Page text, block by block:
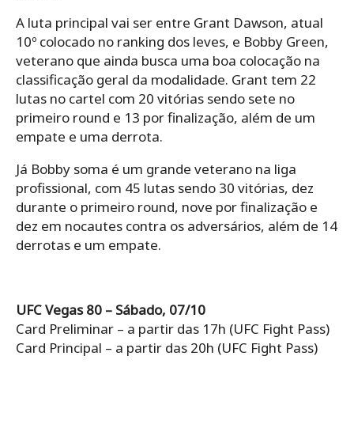
A luta principal vai ser entre Grant Dawson, atual
10º colocado no ranking dos leves, e Bobby Green,
veterano que ainda busca uma boa colocação na
classificação geral da modalidade. Grant tem 22
lutas no cartel com 20 vitórias sendo sete no
primeiro round e 13 por finalização, além de um
empate e uma derrota.
Já Bobby soma é um grande veterano na liga
profissional, com 45 lutas sendo 30 vitórias, dez
durante o primeiro round, nove por finalização e
dez em nocautes contra os adversários, além de 14
derrotas e um empate.
UFC Vegas 80 – Sábado, 07/10
Card Preliminar – a partir das 17h (UFC Fight Pass)
Card Principal – a partir das 20h (UFC Fight Pass)